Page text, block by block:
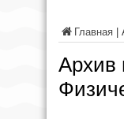
Главная
Архив